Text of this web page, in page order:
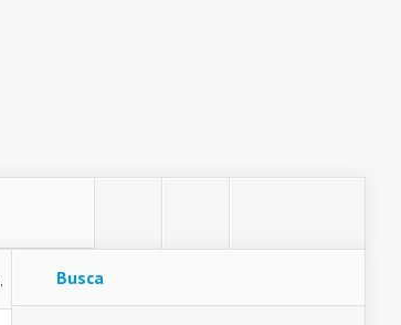
Busca